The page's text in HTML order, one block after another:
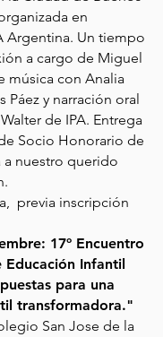
en
Argentina. Un tiempo
a cargo de Miguel
música con Analia
Páez y narración oral
de IPA. Entrega
Socio Honorario de
a nuestro querido
previa inscripción
17º Encuentro
Educación Infantil
para una
transformadora."
San Jose de la